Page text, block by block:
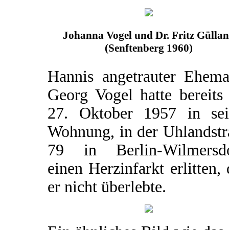
Johanna Vogel und Dr. Fritz
(Senftenberg 1960)
Hannis angetrauter
Georg Vogel hatte bereits
27. Oktober 1957 in
Wohnung, in der
79 in Berlin-
einen Herzinfarkt erlitten,
er nicht überlebte.